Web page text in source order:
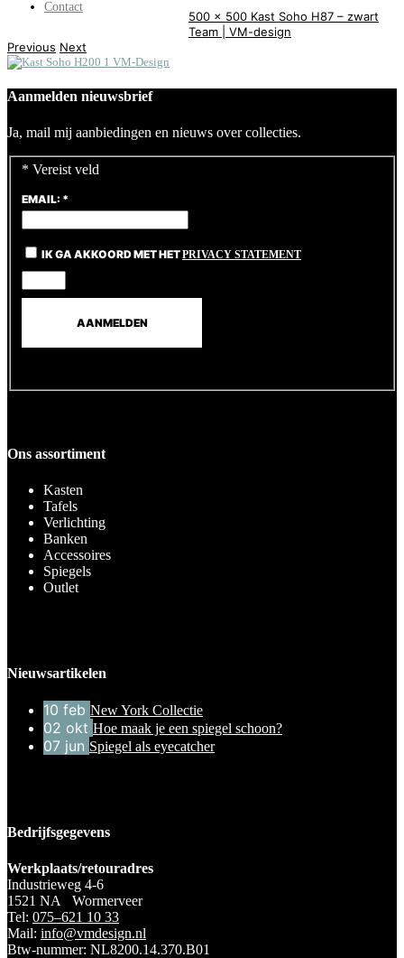
Contact
500 x 500 Kast Soho H87 – zwart
Team | VM-design
Previous Next
Aanmelden nieuwsbrief
Ja, mail mij aanbiedingen en nieuws over collecties.
* Vereist veld
EMAIL: *
IK GA AKKOORD MET HETPRIVACY STATEMENT
Ons assortiment
Kasten
Tafels
Verlichting
Banken
Accessoires
Spiegels
Outlet
Nieuwsartikelen
10 feb New York Collectie
02 okt Hoe maak je een spiegel schoon?
07 jun Spiegel als eyecatcher
Bedrijfsgegevens
Werkplaats/retouradres
Industrieweg 4-6
1521 NA Wormerveer
Tel: 075–621 10 33
Mail: info@vmdesign.nl
Btw-nummer: NL8200.14.370.B01